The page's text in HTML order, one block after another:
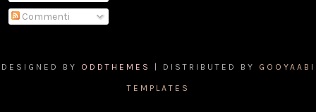
Commenti
DESIGNED BY ODDTHEMES | DISTRIBUTED BY GOOYAABI
TEMPLATES